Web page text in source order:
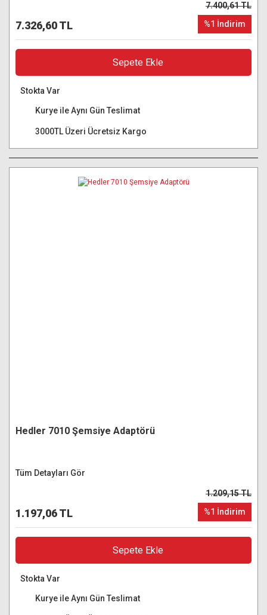
7.326,60 TL
7.400,61 TL
%1 İndirim
Sepete Ekle
Stokta Var
Kurye ile Aynı Gün Teslimat
3000TL Üzeri Ücretsiz Kargo
Hedler 7010 Şemsiye Adaptörü
Tüm Detayları Gör
1.197,06 TL
1.209,15 TL
%1 İndirim
Sepete Ekle
Stokta Var
Kurye ile Aynı Gün Teslimat